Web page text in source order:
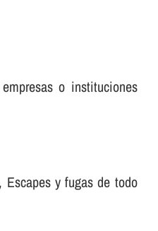
o instituciones
y fugas de todo